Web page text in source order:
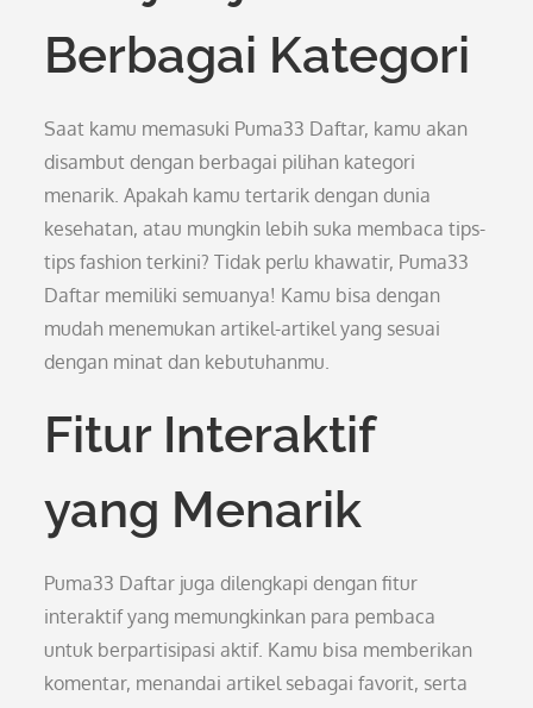
Berbagai Kategori
Saat kamu memasuki Puma33 Daftar, kamu akan
disambut dengan berbagai pilihan kategori
menarik. Apakah kamu tertarik dengan dunia
kesehatan, atau mungkin lebih suka membaca tips-
tips fashion terkini? Tidak perlu khawatir, Puma33
Daftar memiliki semuanya! Kamu bisa dengan
mudah menemukan artikel-artikel yang sesuai
dengan minat dan kebutuhanmu.
Fitur Interaktif
yang Menarik
Puma33 Daftar juga dilengkapi dengan fitur
interaktif yang memungkinkan para pembaca
untuk berpartisipasi aktif. Kamu bisa memberikan
komentar, menandai artikel sebagai favorit, serta